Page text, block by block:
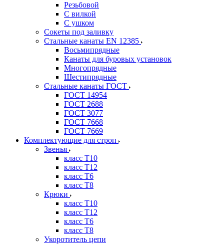
Резьбовой
С вилкой
С ушком
Сокеты под заливку
Стальные канаты EN 12385
Восьмипрядные
Канаты для буровых установок
Многопрядные
Шестипрядные
Стальные канаты ГОСТ
ГОСТ 14954
ГОСТ 2688
ГОСТ 3077
ГОСТ 7668
ГОСТ 7669
Комплектующие для строп
Звенья
класс Т10
класс Т12
класс Т6
класс Т8
Крюки
класс Т10
класс Т12
класс Т6
класс Т8
Укоротитель цепи